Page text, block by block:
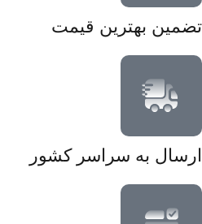
تضمین بهترین قیمت
ارسال به سراسر کشور